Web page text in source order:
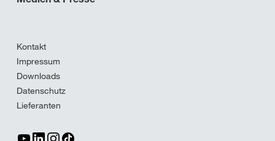
Kontakt
Impressum
Downloads
Datenschutz
Lieferanten